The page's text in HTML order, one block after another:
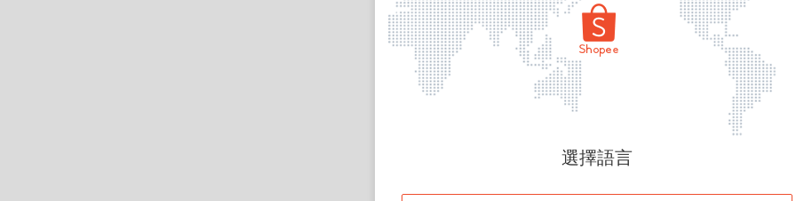
頁面無法顯示
選擇語言